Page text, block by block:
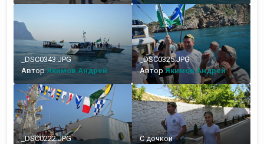
_DSC0343.JPG
АвторЯкимов Андрей
_DSC0325.JPG
АвторЯкимов Андрей
_DSC0222.JPG
С дочкой